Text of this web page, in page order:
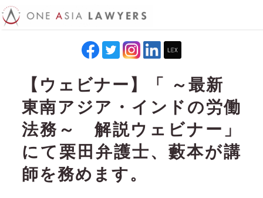
【ウェビナー】「 ～最新
東南アジア・インドの労働
法務～ 解説ウェビナー」
にて栗田弁護士、藪本が講
師を務めます。